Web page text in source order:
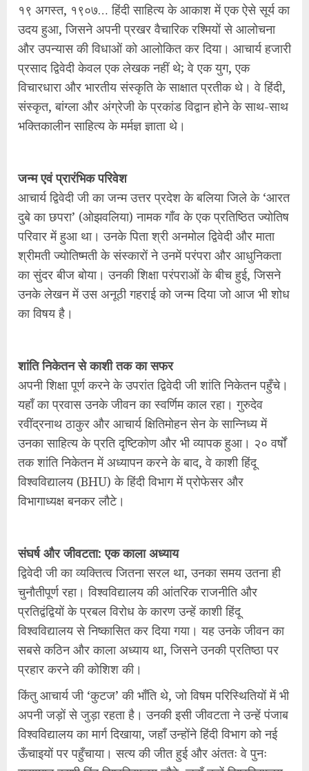
१९ अगस्त, १९०७… हिंदी साहित्य के आकाश में एक ऐसे सूर्य का
उदय हुआ, जिसने अपनी प्रखर वैचारिक रश्मियों से आलोचना
और उपन्यास की विधाओं को आलोकित कर दिया। आचार्य हजारी
प्रसाद द्विवेदी केवल एक लेखक नहीं थे; वे एक युग, एक
विचारधारा और भारतीय संस्कृति के साक्षात प्रतीक थे। वे हिंदी,
संस्कृत, बांग्ला और अंग्रेजी के प्रकांड विद्वान होने के साथ-साथ
भक्तिकालीन साहित्य के मर्मज्ञ ज्ञाता थे।
जन्म एवं प्रारंभिक परिवेश
आचार्य द्विवेदी जी का जन्म उत्तर प्रदेश के बलिया जिले के ‘आरत
दुबे का छपरा’ (ओझवलिया) नामक गाँव के एक प्रतिष्ठित ज्योतिष
परिवार में हुआ था। उनके पिता श्री अनमोल द्विवेदी और माता
श्रीमती ज्योतिष्मती के संस्कारों ने उनमें परंपरा और आधुनिकता
का सुंदर बीज बोया। उनकी शिक्षा परंपराओं के बीच हुई, जिसने
उनके लेखन में उस अनूठी गहराई को जन्म दिया जो आज भी शोध
का विषय है।
शांति निकेतन से काशी तक का सफर
अपनी शिक्षा पूर्ण करने के उपरांत द्विवेदी जी शांति निकेतन पहुँचे।
यहाँ का प्रवास उनके जीवन का स्वर्णिम काल रहा। गुरुदेव
रवींद्रनाथ ठाकुर और आचार्य क्षितिमोहन सेन के सान्निध्य में
उनका साहित्य के प्रति दृष्टिकोण और भी व्यापक हुआ। २० वर्षों
तक शांति निकेतन में अध्यापन करने के बाद, वे काशी हिंदू
विश्वविद्यालय (BHU) के हिंदी विभाग में प्रोफेसर और
विभागाध्यक्ष बनकर लौटे।
संघर्ष और जीवटता: एक काला अध्याय
द्विवेदी जी का व्यक्तित्व जितना सरल था, उनका समय उतना ही
चुनौतीपूर्ण रहा। विश्वविद्यालय की आंतरिक राजनीति और
प्रतिद्वंद्वियों के प्रबल विरोध के कारण उन्हें काशी हिंदू
विश्वविद्यालय से निष्कासित कर दिया गया। यह उनके जीवन का
सबसे कठिन और काला अध्याय था, जिसने उनकी प्रतिष्ठा पर
प्रहार करने की कोशिश की।
किंतु आचार्य जी ‘कुटज’ की भाँति थे, जो विषम परिस्थितियों में भी
अपनी जड़ों से जुड़ा रहता है। उनकी इसी जीवटता ने उन्हें पंजाब
विश्वविद्यालय का मार्ग दिखाया, जहाँ उन्होंने हिंदी विभाग को नई
ऊँचाइयों पर पहुँचाया। सत्य की जीत हुई और अंततः वे पुनः